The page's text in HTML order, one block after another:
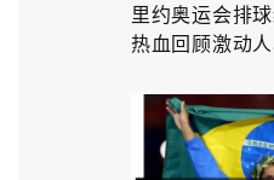
里约奥运会排
热血回顾激动